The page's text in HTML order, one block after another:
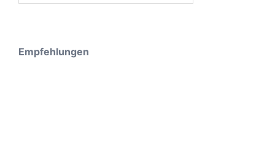
Empfehlungen